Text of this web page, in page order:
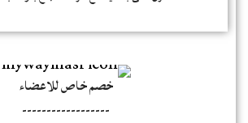
خصم خاص للاعضاء
------------------